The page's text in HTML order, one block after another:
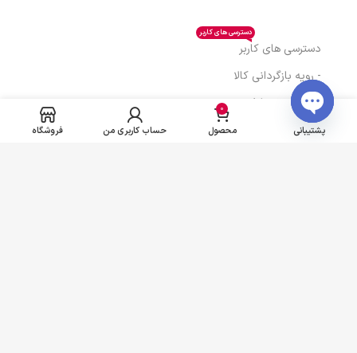
دسترسی های کاربر
دسترسی های کاربر
- رویه بازگردانی کالا
- سوالات متداول
- پیگیری سفارش
پشتیبانی
0
محصول حساب کاربری من فروشگاه
Open